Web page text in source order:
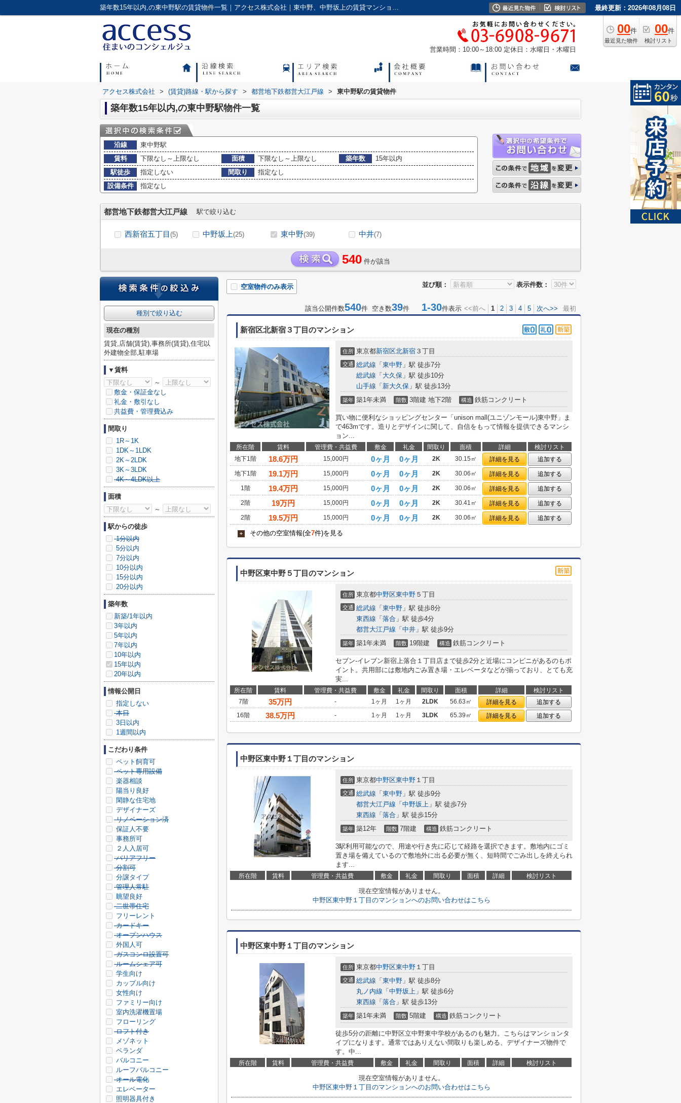
築年数15年以内,の東中野駅の賃貸物件一覧｜アクセス株式会社｜東中野、中野坂上の賃貸マンションやアパートに強い不動産会社 最終更新：2026年08月08日
00件
最近見た物件
00件
検討リスト
営業時間：10:00～18:00 定休日：水曜日・木曜日
アクセス株式会社 > (賃貸)路線・駅から探す > 都営地下鉄都営大江戸線 > 東中野駅の賃貸物件
築年数15年以内,の東中野駅物件一覧
沿線
東中野駅
賃料
下限なし～上限なし 面積 下限なし～上限なし 築年数
15年以内
駅徒歩
指定しない 間取り
指定なし
設備条件
指定なし
都営地下鉄都営大江戸線 駅で絞り込む
西新宿五丁目 (5) 中野坂上(25) 東中野(39) 中井(7)
540 件が該当
並び順： 表示件数：
空室物件のみ表示
該当公開件数540件 空き数39件 1-30件表示 <<前へ 1 2 3 4 5 次へ>> 最初
新宿区北新宿３丁目のマンション
住所 東京都新宿区北新宿 ３丁目
交通 総武線 「 東中野 」駅 徒歩7分
総武線 「 大久保 」駅 徒歩10分
山手線 「 新大久保 」駅 徒歩13分
築年 築1年未満 階数 3階建 地下2階 構造 鉄筋コンクリート
買い物に便利なショッピングセンター「unison mall(ユニゾンモール)東中野」ま
で463mです。造りとデザインに関して、自信をもって情報を提供できるマンシ
ョン...
所在階 賃料 管理費・共益費 敷金 礼金 間取り 面積 詳細
検討リスト
地下1階
18.6万円 15,000円 0ヶ月 0ヶ月 2K 30.15㎡ 詳細を見る
追加する
地下1階
19.1万円 15,000円 0ヶ月 0ヶ月 2K 30.06㎡ 詳細を見る
追加する
1階
19.4万円 15,000円 0ヶ月 0ヶ月 2K 30.06㎡ 詳細を見る
追加する
2階
19万円 15,000円 0ヶ月 0ヶ月 2K 30.41㎡ 詳細を見る
追加する
2階
19.5万円 15,000円 0ヶ月 0ヶ月 2K 30.06㎡ 詳細を見る 追加する
+ その他の空室情報(全7件)を見る
中野区東中野５丁目のマンション
住所 東京都中野区東中野 ５丁目
交通 総武線 「 東中野 」駅 徒歩8分
東西線 「 落合 」駅 徒歩4分
都営大江戸線 「 中井 」駅 徒歩9分
築年 築1年未満 階数 19階建 構造 鉄筋コンクリート
セブン-イレブン新宿上落合１丁目店まで徒歩2分と近場にコンビニがあるのもポ
イント。共用部には敷地内ごみ置き場・エレベータなどが揃っており、とても充
実...
所在階 賃料 管理費・共益費 敷金 礼金 間取り 面積 詳細
検討リスト
7階
35万円 - 1ヶ月 1ヶ月 2LDK 56.63㎡ 詳細を見る
追加する
16階
38.5万円 - 1ヶ月 1ヶ月 3LDK 65.39㎡ 詳細を見る 追加する
中野区東中野１丁目のマンション
住所 東京都中野区東中野 １丁目
交通 総武線 「 東中野 」駅 徒歩9分
都営大江戸線 「 中野坂上 」駅 徒歩7分
東西線 「 落合 」駅 徒歩15分
築年 築12年 階数 7階建 構造 鉄筋コンクリート
3駅利用可能なので、用途や行き先に応じて経路を選択できます。敷地内にゴミ
置き場を備えているので敷地外に出る必要が無く、短時間でごみ出しを終えられ
ます...
所在階 賃料 管理費・共益費 敷金 礼金 間取り 面積 詳細 検討リスト
現在空室情報がありません。
中野区東中野１丁目のマンションへのお問い合わせはこちら
中野区東中野１丁目のマンション
住所 東京都中野区東中野 １丁目
交通 総武線 「 東中野 」駅 徒歩8分
丸ノ内線 「 中野坂上 」駅 徒歩6分
東西線 「 落合 」駅 徒歩13分
築年 築1年未満 階数 5階建 構造 鉄筋コンクリート
徒歩5分の距離に中野区立中野東中学校があるのも魅力。こちらはマンションタ
イプになります。通常ではありえない間取りも楽しめる、デザイナーズ物件で
す。中...
所在階 賃料 管理費・共益費 敷金 礼金 間取り 面積 詳細 検討リスト
現在空室情報がありません。
中野区東中野１丁目のマンションへのお問い合わせはこちら
種別で絞り込む
現在の種別
賃貸,店舗(賃貸),事務所(賃貸),住宅以
外建物全部,駐車場
▼賃料
～
敷金・保証金なし
礼金・敷引なし
共益費・管理費込み
間取り
1R～1K
1DK～1LDK
2K～2LDK
3K～3LDK
4K～4LDK以上
面積
～
駅からの徒歩
1分以内
5分以内
7分以内
10分以内
15分以内
20分以内
築年数
新築/1年以内
3年以内
5年以内
7年以内
10年以内
15年以内
20年以内
情報公開日
指定しない
本日
3日以内
1週間以内
こだわり条件
ペット飼育可
ペット専用設備
楽器相談
陽当り良好
閑静な住宅地
デザイナーズ
リノベーション済
保証人不要
事務所可
２人入居可
バリアフリー
分割可
分譲タイプ
管理人常駐
眺望良好
二世帯住宅
フリーレント
カードキー
オープンハウス
外国人可
ガスコンロ設置可
ルームシェア可
学生向け
カップル向け
女性向け
ファミリー向け
室内洗濯機置場
フローリング
ロフト付き
メゾネット
ベランダ
バルコニー
ルーフバルコニー
オール電化
エレベーター
照明器具付き